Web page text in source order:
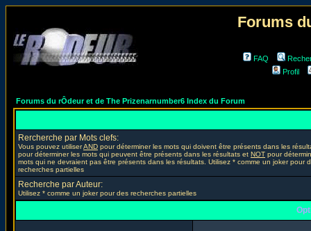
Forums
FAQ
Profil
Forums du rÔdeur et de The Prizenarnumber6 Index du Forum
Rercherche par Mots clefs:
Vous pouvez utiliserAND pour déterminer les mots qui doivent être présents dans les
pour déterminer les mots qui peuvent être présents dans les résultats et NOT pour
mots qui ne devraient pas être présents dans les résultats. Utilisez * comme un joker pour
recherches partielles
Recherche par Auteur:
Utilisez * comme un joker pour des recherches partielles